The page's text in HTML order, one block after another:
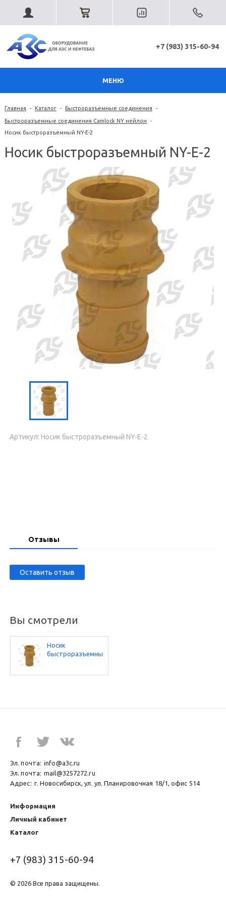
+7 (983) 315-60-94
МЕНЮ
Главная - Каталог - Быстроразъемные соединения -
Быстроразъемные соединения Camlock NY нейлон
-
Носик быстроразъемный NY-E-2
Носик быстроразъемный NY-E-2
Артикул: Носик быстроразъемный NY-E-2
Отзывы
Оставить отзыв
Вы смотрели
Носик
быстроразъемный
Эл. почта: info@a3c.ru
Эл. почта: mail@3257272.ru
Адрес: г. Новосибирск, ул. ул. Планировочная 18/1, офис 514
Информация
Личный кабинет
Каталог
+7 (983) 315-60-94
© 2026 Все права защищены.